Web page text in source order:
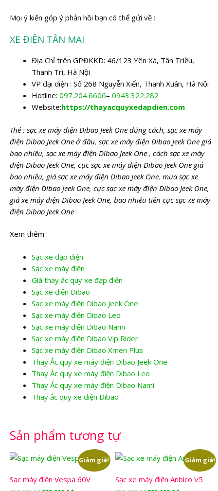
Mọi ý kiến góp ý phản hồi bạn có thể gửi về :
XE ĐIỆN TÂN MAI
Địa Chỉ trên GPĐKKD: 46/123 Yên Xá, Tân Triều,
Thanh Trì, Hà Nội
VP đại diện : Số 268 Nguyễn Xiển, Thanh Xuân, Hà Nội
Hotline: 097.204.6606– 0943.322.282
Website:https://thayacquyxedapdien.com
Thẻ : sạc xe máy điện Dibao Jeek One đúng cách, sạc xe máy
điện Dibao Jeek One ở đâu, sạc xe máy điện Dibao Jeek One giá
bao nhiêu, sạc xe máy điện Dibao Jeek One , cách sạc xe máy
điện Dibao Jeek One, cục sạc xe máy điện Dibao Jeek One giá
bao nhiêu, giá sạc xe máy điện Dibao Jeek One, mua sạc xe
máy điện Dibao Jeek One, cục sạc xe máy điện Dibao Jeek One,
giá xe máy điện Dibao Jeek One, bao nhiêu tiền cục sạc xe máy
điện Dibao Jeek One
Xem thêm :
Sạc xe đạp điện
Sạc xe máy điện
Giá thay ắc quy xe đạp điện
Sạc xe điện Dibao
Sạc xe máy điện Dibao Jeek One
Sạc xe máy điện Dibao Leo
Sạc xe máy điện Dibao Nami
Sạc xe máy điện Dibao Vip Rider
Sạc xe máy điện Dibao Xmen Plus
Thay Ắc quy xe máy điện Dibao Jeek One
Thay Ắc quy xe máy điện Dibao Leo
Thay Ắc quy xe máy điện Dibao Nami
Thay ắc quy xe điện Dibao
Sản phẩm tương tự
Giảm giá!
Sạc máy điện Vespa 60V
Giảm giá!
Sạc xe máy điện Anbico V5